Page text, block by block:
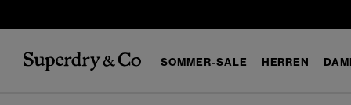
SOMMER-SALE HERREN